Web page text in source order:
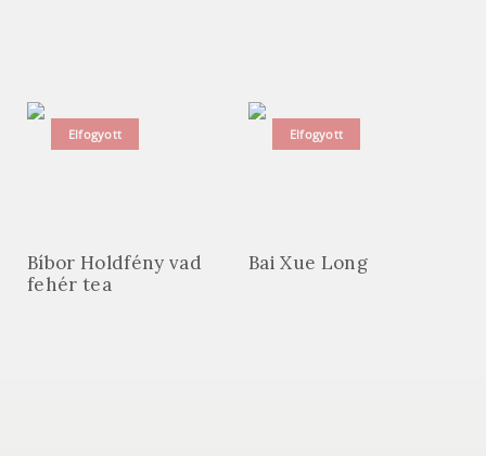
Elfogyott
Bíbor Holdfény vad
fehér tea
Elfogyott
Bai Xue Long